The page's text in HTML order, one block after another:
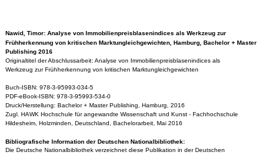
Nawid, Timor: Analyse von Immobilienpreisblasenindices als Werkzeug zur
Frühherkennung von kritischen Marktungleichgewichten, Hamburg, Bachelor + Master
Publishing 2016
Originaltitel der Abschlussarbeit: Analyse von Immobilienpreisblasenindices als
Werkzeug zur Frühherkennung von kritischen Marktungleichgewichten
Buch-ISBN: 978-3-95993-034-5
PDF-eBook-ISBN: 978-3-95993-534-0
Druck/Herstellung: Bachelor + Master Publishing, Hamburg, 2016
Zugl. HAWK Hochschule für angewandte Wissenschaft und Kunst - Fachhochschule
Hildesheim, Holzminden, Deutschland, Bachelorarbeit, Mai 2016
Bibliografische Information der Deutschen Nationalbibliothek:
Die Deutsche Nationalbibliothek verzeichnet diese Publikation in der Deutschen